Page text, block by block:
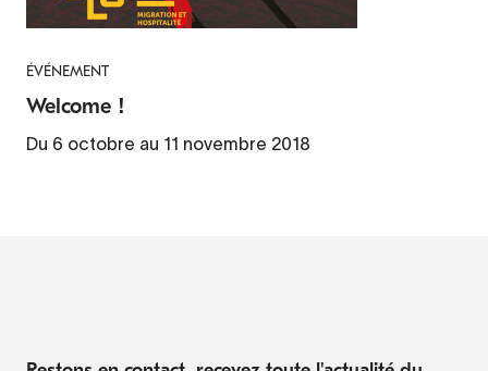
ÉVÉNEMENT
Welcome !
Du 6 octobre au 11 novembre 2018